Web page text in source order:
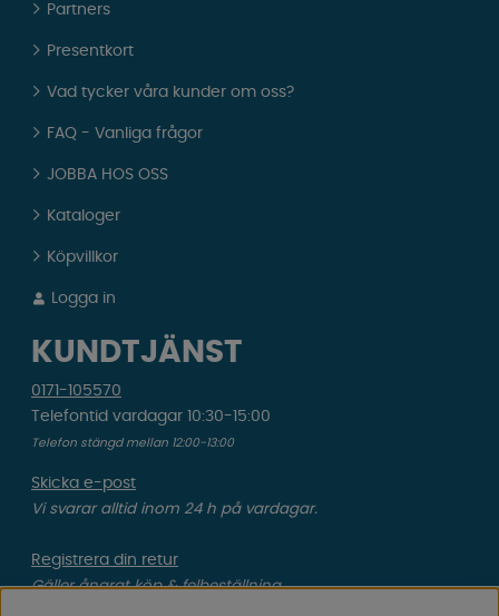
Partners
Presentkort
Vad tycker våra kunder om oss?
FAQ - Vanliga frågor
JOBBA HOS OSS
Kataloger
Köpvillkor
Logga in
KUNDTJÄNST
0171-105570
Telefontid vardagar 10:30-15:00
Telefon stängd mellan 12:00-13:00
Skicka e-post
Vi svarar alltid inom 24 h på vardagar.
Registrera din retur
Gäller ångrat köp & felbeställning.